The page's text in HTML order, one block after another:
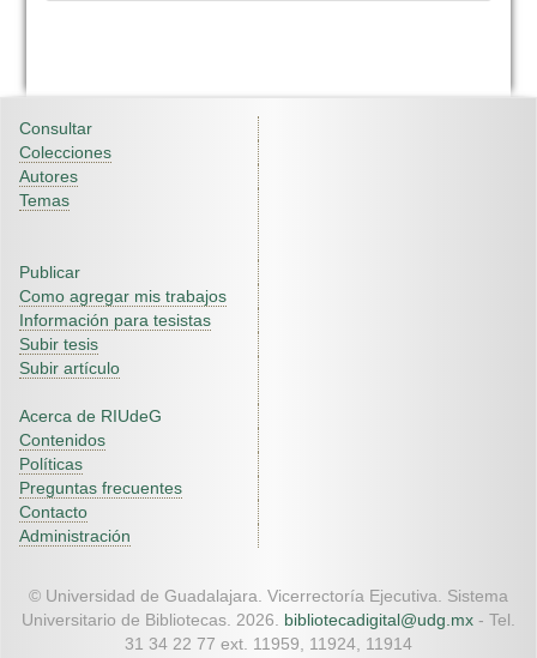
Consultar
Colecciones
Autores
Temas
Publicar
Como agregar mis trabajos
Información para tesistas
Subir tesis
Subir artículo
Acerca de RIUdeG
Contenidos
Políticas
Preguntas frecuentes
Contacto
Administración
© Universidad de Guadalajara. Vicerrectoría Ejecutiva. Sistema
Universitario de Bibliotecas. 2026. bibliotecadigital@udg.mx - Tel.
31 34 22 77 ext. 11959, 11924, 11914